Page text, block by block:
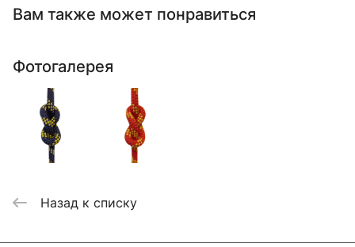
Вам также может понравиться
Фотогалерея
Назад к списку